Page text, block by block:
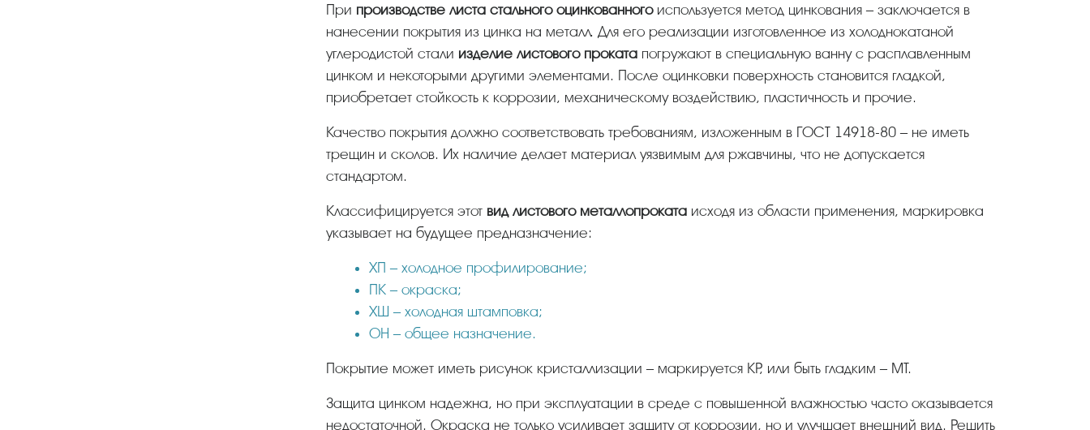
При производстве листа стального оцинкованногоиспользуется метод цинкования – заключается в
нанесении покрытия из цинка на металл. Для его реализации изготовленное из холоднокатаной
углеродистой стали изделие листового проката погружают в специальную ванну с расплавленным
цинком и некоторыми другими элементами. После оцинковки поверхность становится гладкой,
приобретает стойкость к коррозии, механическому воздействию, пластичность и прочие.
Качество покрытия должно соответствовать требованиям, изложенным в ГОСТ 14918-80 – не иметь
трещин и сколов. Их наличие делает материал уязвимым для ржавчины, что не допускается
стандартом.
Классифицируется этот вид листового металлопроката исходя из области применения, маркировка
указывает на будущее предназначение:
ХП – холодное профилирование;
ПК – окраска;
ХШ – холодная штамповка;
ОН – общее назначение.
Покрытие может иметь рисунок кристаллизации – маркируется КР, или быть гладким – МТ.
Защита цинком надежна, но при эксплуатации в среде с повышенной влажностью часто оказывается
недостаточной. Окраска не только усиливает защиту от коррозии, но и улучшает внешний вид. Решить